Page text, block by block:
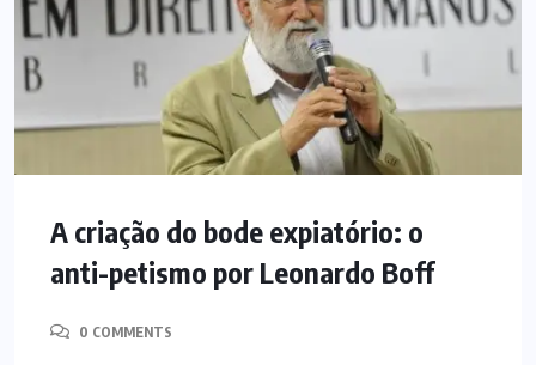
A criação do bode expiatório: o
anti-petismo por Leonardo Boff
0 COMMENTS